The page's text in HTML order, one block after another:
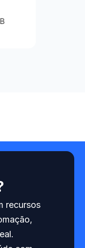
recursos